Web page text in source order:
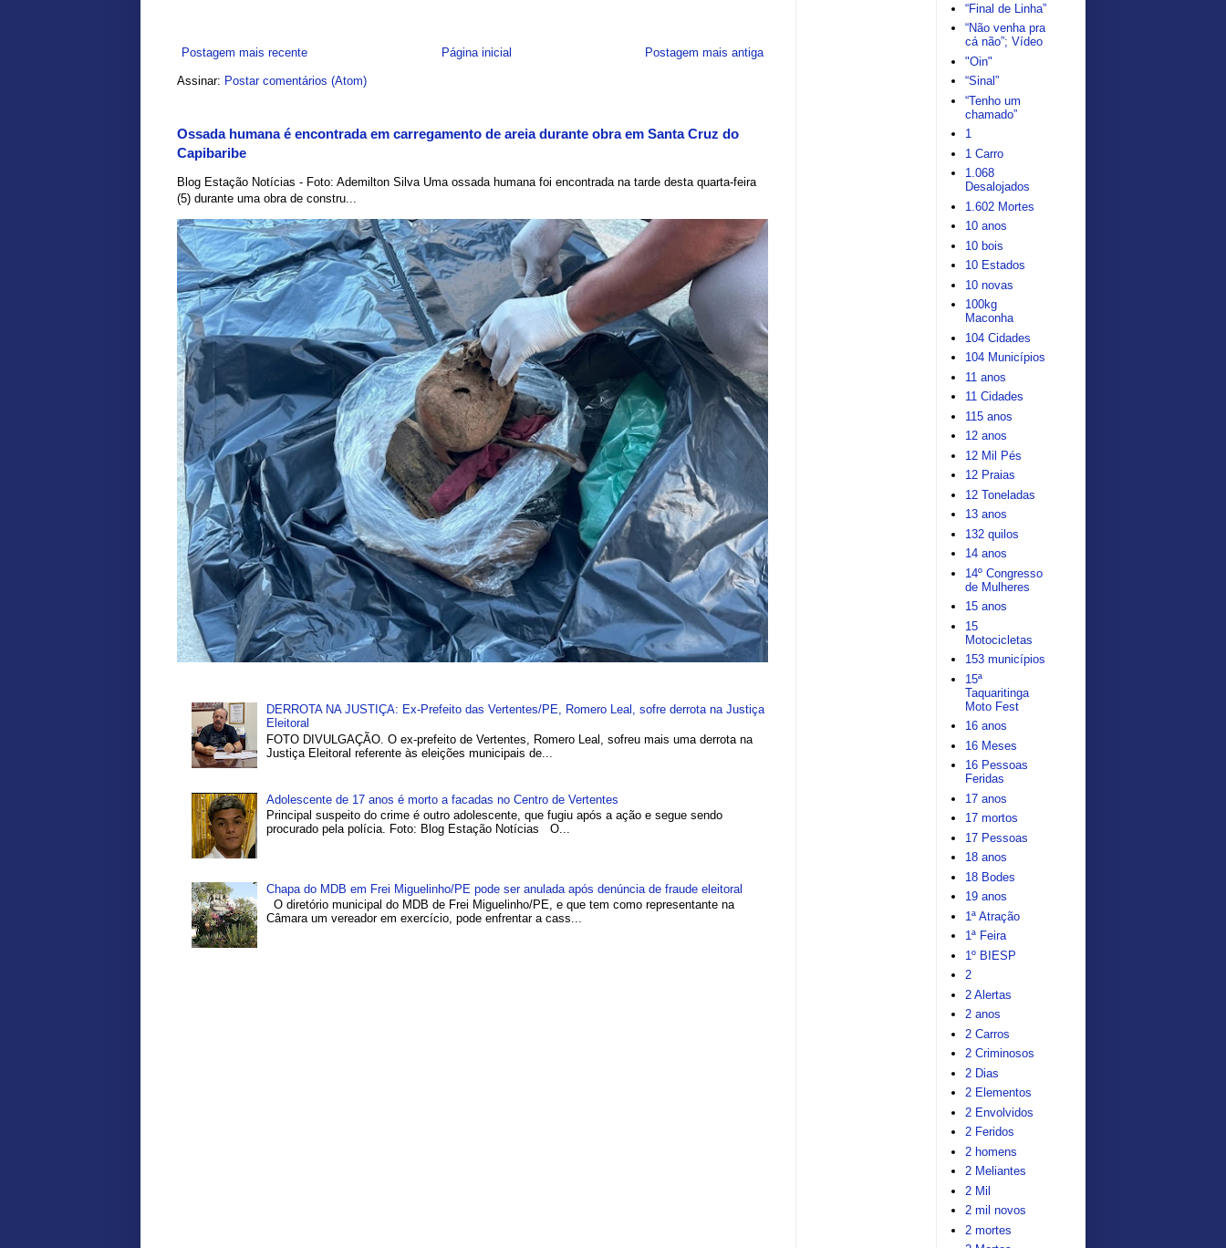
Postagem mais recente Postagem mais antiga
Página inicial
Assinar: Postar comentários (Atom)
Ossada humana é encontrada em carregamento de areia durante obra em Santa Cruz do
Capibaribe
Blog Estação Notícias - Foto: Ademilton Silva Uma ossada humana foi encontrada na tarde desta quarta-feira
(5) durante uma obra de constru...
DERROTA NA JUSTIÇA: Ex-Prefeito das Vertentes/PE, Romero Leal, sofre derrota na Justiça
Eleitoral
FOTO DIVULGAÇÃO. O ex-prefeito de Vertentes, Romero Leal, sofreu mais uma derrota na
Justiça Eleitoral referente às eleições municipais de...
Adolescente de 17 anos é morto a facadas no Centro de Vertentes
Principal suspeito do crime é outro adolescente, que fugiu após a ação e segue sendo
procurado pela polícia. Foto: Blog Estação Notícias O...
Chapa do MDB em Frei Miguelinho/PE pode ser anulada após denúncia de fraude eleitoral
O diretório municipal do MDB de Frei Miguelinho/PE, e que tem como representante na
Câmara um vereador em exercício, pode enfrentar a cass...
“Final de Linha”
“Não venha pra
cá não”; Vídeo
"Oin"
“Sinal”
“Tenho um
chamado”
1
1 Carro
1.068
Desalojados
1.602 Mortes
10 anos
10 bois
10 Estados
10 novas
100kg
Maconha
104 Cidades
104 Municípios
11 anos
11 Cidades
115 anos
12 anos
12 Mil Pés
12 Praias
12 Toneladas
13 anos
132 quilos
14 anos
14º Congresso
de Mulheres
15 anos
15
Motocicletas
153 municípios
15ª
Taquaritinga
Moto Fest
16 anos
16 Meses
16 Pessoas
Feridas
17 anos
17 mortos
17 Pessoas
18 anos
18 Bodes
19 anos
1ª Atração
1ª Feira
1º BIESP
2
2 Alertas
2 anos
2 Carros
2 Criminosos
2 Dias
2 Elementos
2 Envolvidos
2 Feridos
2 homens
2 Meliantes
2 Mil
2 mil novos
2 mortes